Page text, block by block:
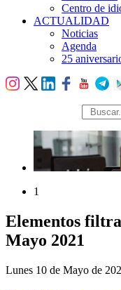
Centro de
ACTUALIDAD
Noticias
Agenda
25
búsqueda
1
Elementos
Mayo 2021
Lunes 10 de Mayo de